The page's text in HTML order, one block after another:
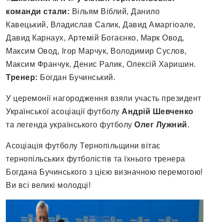
команди стали: Вільям Віблий, Данило
Кавецький, Владислав Салик, Давид Амаргіоале,
Давид Карнаух, Артемій Богаєнко, Марк Овод,
Максим Овод, Ігор Марчук, Володимир Суслов,
Максим Франчук, Денис Ралик, Олексій Харишин.
Тренер: Богдан Бучинський.
У церемонії нагородження взяли участь президент
Української асоціації футболу Андрій Шевченко
та легенда українського футболу Олег Лужний.
Асоціація футболу Тернопільщини вітає
тернопільських футболістів та їхнього тренера
Богдана Бучинського з цією визначною перемогою!
Ви всі великі молодці!